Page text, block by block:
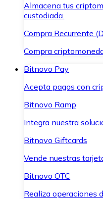
Almacena tus
custodiada.
Compra Recurrente
Compra
Bitnovo Pay
Acepta pagos con
Bitnovo Ramp
Integra nuestra
Bitnovo Giftcards
Vende nuestras
Bitnovo OTC
Realiza operaciones